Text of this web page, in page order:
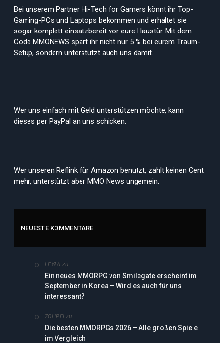
Bei unserem Partner Hi-Tech for Gamers könnt ihr Top-
Gaming-PCs und Laptops bekommen und erhaltet sie
sogar komplett einsatzbereit vor eure Haustür. Mit dem
Code MMONEWS spart ihr nicht nur 5 % bei eurem Traum-
Setup, sondern unterstützt auch uns damit.
Wer uns einfach mit Geld unterstützen möchte, kann
dieses per PayPal an uns schicken.
Wer unseren Reflink für Amazon benutzt, zahlt keinen Cent
mehr, unterstützt aber MMO News ungemein.
NEUESTE KOMMENTARE
LEYAA zu
Ein neues MMORPG von Smilegate erscheint im
September in Korea – Wird es auch für uns
interessant?
ZOLIPEI zu
Die besten MMORPGs 2026 – Alle großen Spiele
im Vergleich